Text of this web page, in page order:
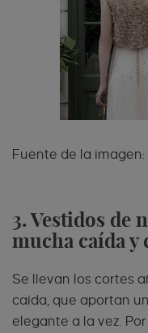
Fuente de la imagen:
3. Vestidos de
mucha caída y
Se llevan los cortes
caída, que aportan
elegante a la vez.